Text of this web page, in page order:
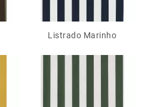
Listrado Marinho